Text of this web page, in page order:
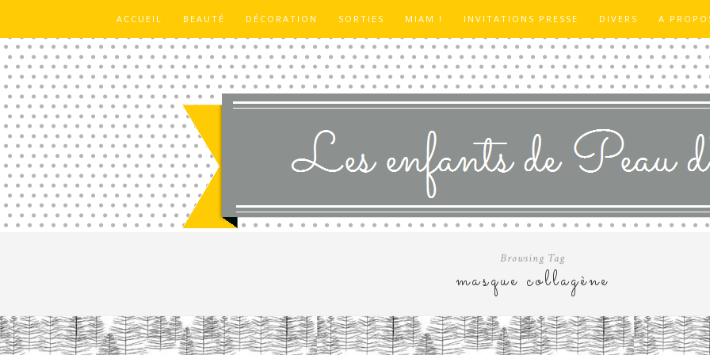
ACCUEIL BEAUTÉ DÉCORATION SORTIES MIAM ! INVITATIONS PRESSE DIVERS A
Browsing Tag
masque collagène